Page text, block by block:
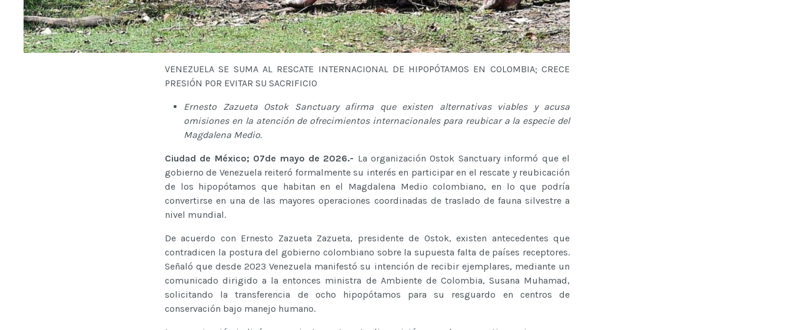
VENEZUELA SE SUMA AL RESCATE INTERNACIONAL DE HIPOPÓTAMOS EN COLOMBIA; CRECE
PRESIÓN POR EVITAR SU SACRIFICIO
Ernesto Zazueta Ostok Sanctuary afirma que existen alternativas viables y acusa
omisiones en la atención de ofrecimientos internacionales para reubicar a la especie del
Magdalena Medio.
Ciudad de México; 07de mayo de 2026.- La organización Ostok Sanctuary informó que el
gobierno de Venezuela reiteró formalmente su interés en participar en el rescate y reubicación
de los hipopótamos que habitan en el Magdalena Medio colombiano, en lo que podría
convertirse en una de las mayores operaciones coordinadas de traslado de fauna silvestre a
nivel mundial.
De acuerdo con Ernesto Zazueta Zazueta, presidente de Ostok, existen antecedentes que
contradicen la postura del gobierno colombiano sobre la supuesta falta de países receptores.
Señaló que desde 2023 Venezuela manifestó su intención de recibir ejemplares, mediante un
comunicado dirigido a la entonces ministra de Ambiente de Colombia, Susana Muhamad,
solicitando la transferencia de ocho hipopótamos para su resguardo en centros de
conservación bajo manejo humano.